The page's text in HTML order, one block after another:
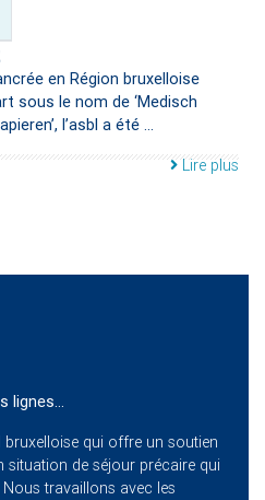
en Région bruxelloise
sous le nom de ‘Medisch
l’asbl a été ...
Lire plus
lignes…
qui offre un soutien
situation de séjour précaire qui
travaillons avec les